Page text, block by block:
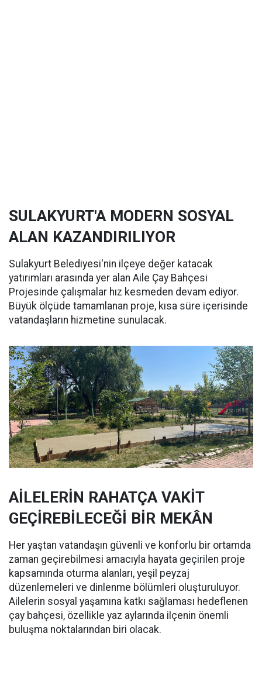
SULAKYURT'A MODERN SOSYAL
ALAN KAZANDIRILIYOR
Sulakyurt Belediyesi'nin ilçeye değer katacak
yatırımları arasında yer alan Aile Çay Bahçesi
Projesinde çalışmalar hız kesmeden devam ediyor.
Büyük ölçüde tamamlanan proje, kısa süre içerisinde
vatandaşların hizmetine sunulacak.
AİLELERİN RAHATÇA VAKİT
GEÇİREBİLECEĞİ BİR MEKÂN
Her yaştan vatandaşın güvenli ve konforlu bir ortamda
zaman geçirebilmesi amacıyla hayata geçirilen proje
kapsamında oturma alanları, yeşil peyzaj
düzenlemeleri ve dinlenme bölümleri oluşturuluyor.
Ailelerin sosyal yaşamına katkı sağlaması hedeflenen
çay bahçesi, özellikle yaz aylarında ilçenin önemli
buluşma noktalarından biri olacak.